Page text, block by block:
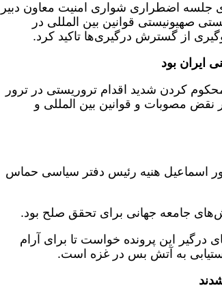
جلسه اضطراری شواری امنیت معاون دبیر
صهیونیستی قوانین بین المللی در
از گسترش درگیری‌ها تاکید کرد.
ایران بود
کردن شدید اقدام تروریستی در ترور
نقض مصوبات و قوانین بین المللی و
اسماعیل هنیه رئیس دفتر سیاسی حماس
جامعه جهانی برای تحقق صلح بود.
درگیر این پرونده خواست تا برای آرام
دستیابی به آتش بس در غزه است.